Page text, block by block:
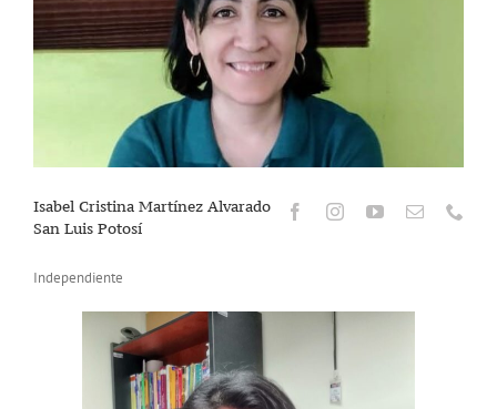
Isabel Cristina Martínez Alvarado
San Luis Potosí
Independiente